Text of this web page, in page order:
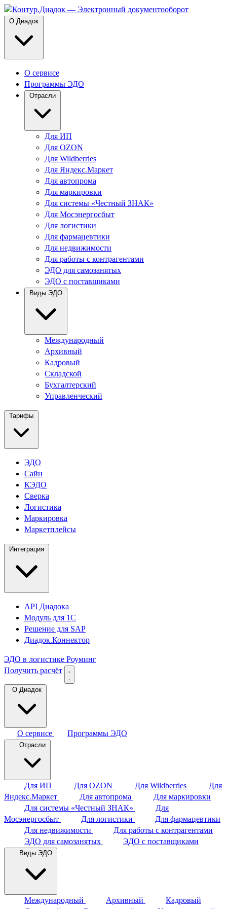
О Диадок
О сервисе
Программы ЭДО
Отрасли
Для ИП
Для OZON
Для Wildberries
Для Яндекс.Маркет
Для автопрома
Для маркировки
Для системы «Честный ЗНАК»
Для Мосэнергосбыт
Для логистики
Для фармацевтики
Для недвижимости
Для работы с контрагентами
ЭДО для самозанятых
ЭДО с поставщиками
Виды ЭДО
Международный
Архивный
Кадровый
Складской
Бухгалтерский
Управленческий
Тарифы
ЭДО
Сайн
КЭДО
Сверка
Логистика
Маркировка
Маркетплейсы
Интеграция
API Диадока
Модуль для 1С
Решение для SAP
Диадок.Коннектор
ЭДО в логистике Роуминг
Получить расчёт
О Диадок
О сервисе Программы ЭДО
Отрасли
Для ИП Для OZON Для Wildberries
Для
Яндекс.Маркет
Для автопрома
Для маркировки
Для системы «Честный ЗНАК»
Для
Мосэнергосбыт
Для логистики
Для фармацевтики
Для недвижимости
Для работы с контрагентами
ЭДО для самозанятых
ЭДО с поставщиками
Виды ЭДО
Международный Архивный
Кадровый